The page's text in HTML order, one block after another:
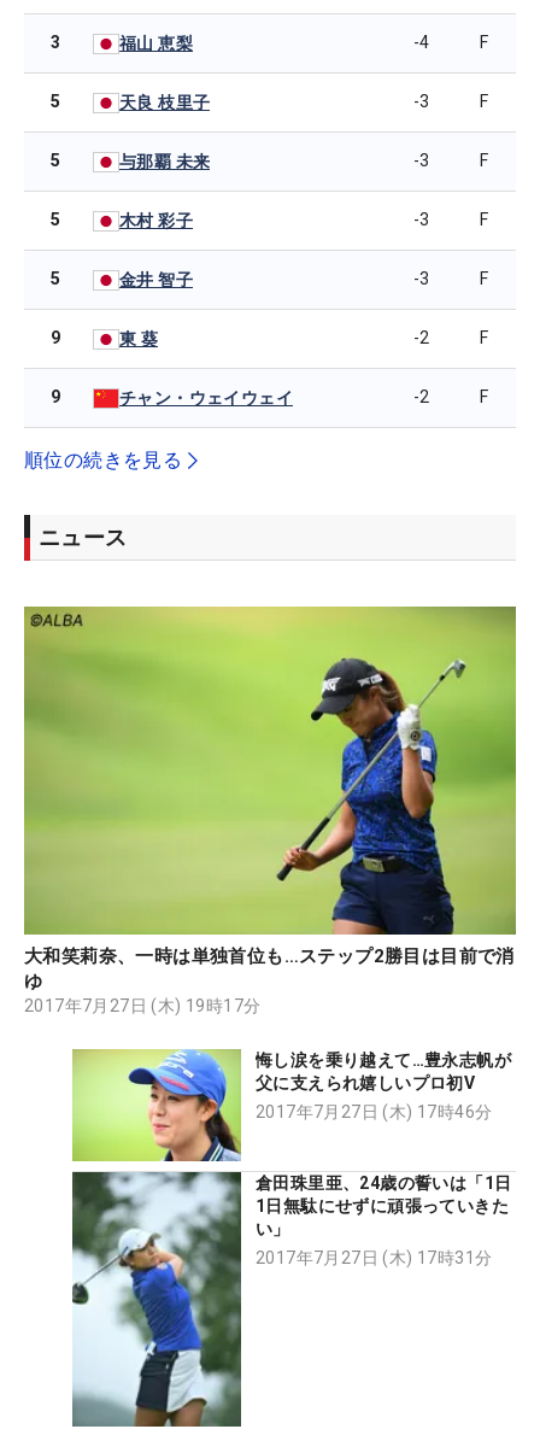
3 福山 恵梨 -4 F
5 天良 枝里子 -3 F
5 与那覇 未来 -3 F
5 木村 彩子 -3 F
5 金井 智子 -3 F
9 東 葵 -2 F
9 チャン・ウェイウェイ -2 F
順位の続きを見る
ニュース
大和笑莉奈、一時は単独首位も…ステップ2勝目は目前で消
ゆ
2017年7月27日 (木) 19時17分
悔し涙を乗り越えて…豊永志帆が
父に支えられ嬉しいプロ初V
2017年7月27日 (木) 17時46分
倉田珠里亜、24歳の誓いは「1日
1日無駄にせずに頑張っていきた
い」
2017年7月27日 (木) 17時31分